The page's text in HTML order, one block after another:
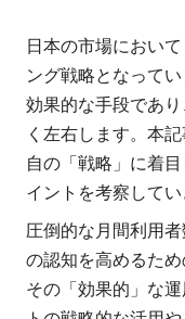
日本の市場におい
ング戦略となって
効果的な手段であ
く左右します。本
自の「戦略」に着
イントを考察してい
圧倒的な月間利用
の認知を高めるため
その「効果的」な